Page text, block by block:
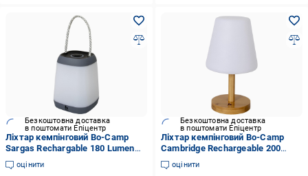
Безкоштовна доставка
в поштомати Епіцентр
Ліхтар кемпінговий Bo-Camp
Sargas Rechargable 180 Lumen
White/Grey (5818725)
оцінити
Безкоштовна доставка
в поштомати Епіцентр
Ліхтар кемпінговий Bo-Camp
Cambridge Rechargeable 200
Lumen Bamboo/White (5818792)
оцінити